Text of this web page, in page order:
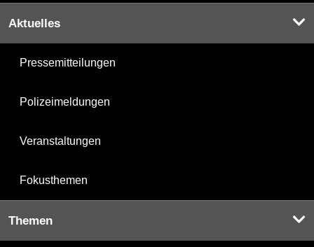
Aktuelles
Pressemitteilungen
Polizeimeldungen
Veranstaltungen
Fokusthemen
Themen